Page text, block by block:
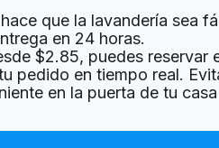
Calcular la distancia
Grandview
hace que la lavandería sea
en 24 horas.
$2.85, puedes reservar
pedido en tiempo real.
en la puerta de tu